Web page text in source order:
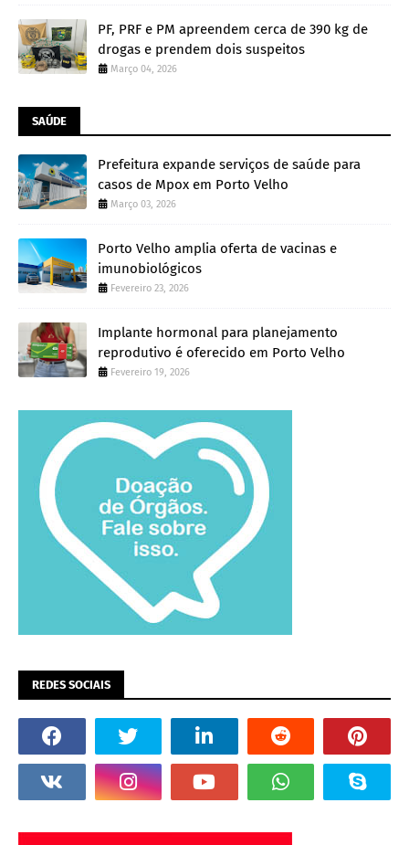
PF, PRF e PM apreendem cerca de 390 kg de
drogas e prendem dois suspeitos
Março 04, 2026
SAÚDE
Prefeitura expande serviços de saúde para
casos de Mpox em Porto Velho
Março 03, 2026
Porto Velho amplia oferta de vacinas e
imunobiológicos
Fevereiro 23, 2026
Implante hormonal para planejamento
reprodutivo é oferecido em Porto Velho
Fevereiro 19, 2026
REDES SOCIAIS